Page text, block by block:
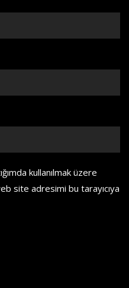
kullanılmak üzere
site adresimi bu tarayıcıya